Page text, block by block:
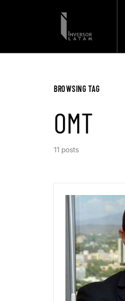
BROWSING TAG
OMT
11 posts